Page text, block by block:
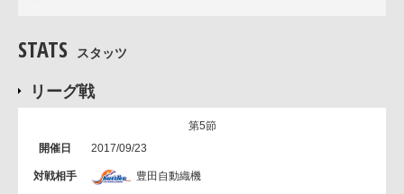
STATS スタッツ
リーグ戦
第5節
2017/09/23
豊田自動織機